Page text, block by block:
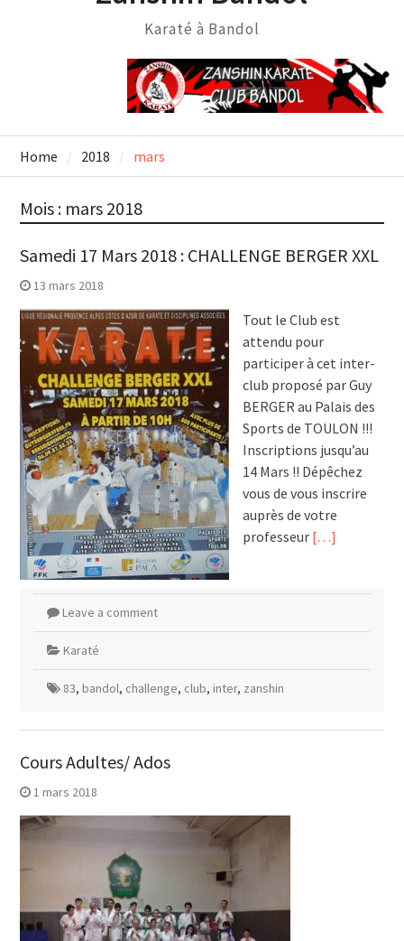
Karaté à Bandol
Home 2018 mars
Mois : mars 2018
Samedi 17 Mars 2018 : CHALLENGE BERGER XXL
13 mars 2018
Tout le Club est
attendu pour
participer à cet inter-
club proposé par Guy
BERGER au Palais des
Sports de TOULON !!!
Inscriptions jusqu’au
14 Mars !! Dépêchez
vous de vous inscrire
auprès de votre
professeur […]
Leave a comment
Karaté
83, bandol, challenge, club, inter, zanshin
Cours Adultes/ Ados
1 mars 2018